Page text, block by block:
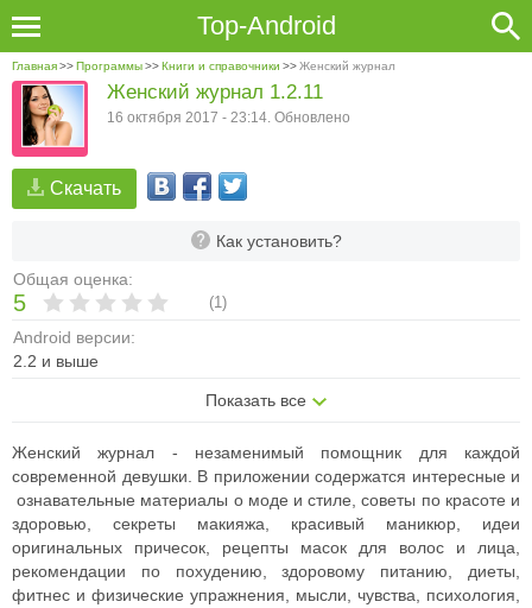
Top-Android
Главная>>Программы>>Книги и справочники >>Женский журнал
Скачать
Как установить?
Общая оценка:
5 (1)
Android версии:
2.2 и выше
Показать все
Женский журнал 1.2.11
16 октября 2017 - 23:14. Обновлено
Женский журнал - незаменимый помощник для каждой
современной девушки. В приложении содержатся интересные и
ознавательные материалы о моде и стиле, советы по красоте и
здоровью, секреты макияжа, красивый маникюр, идеи
оригинальных причесок, рецепты масок для волос и лица,
рекомендации по похудению, здоровому питанию, диеты,
фитнес и физические упражнения, мысли, чувства, психология,